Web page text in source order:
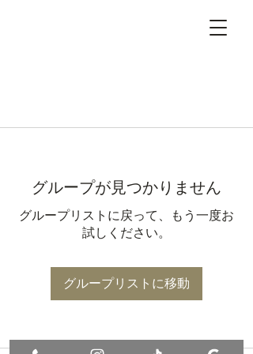
グループが見つかりません
グループリストに戻って、もう一度お
試しください。
グループリストに移動